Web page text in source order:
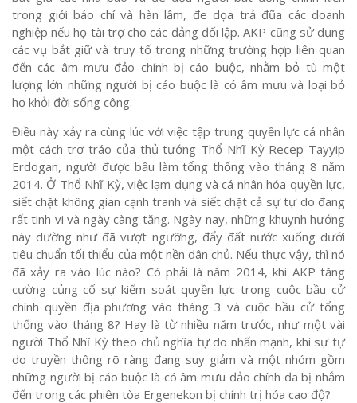
trong giới báo chí và hàn lâm, đe dọa trả đũa các doanh
nghiệp nếu họ tài trợ cho các đảng đối lập. AKP cũng sử dụng
các vụ bắt giữ và truy tố trong những trường hợp liên quan
đến các âm mưu đảo chính bị cáo buộc, nhằm bỏ tù một
lượng lớn những người bị cáo buộc là có âm mưu và loại bỏ
họ khỏi đời sống công.
Điều này xảy ra cùng lúc với việc tập trung quyền lực cá nhân
một cách trơ tráo của thủ tướng Thổ Nhĩ Kỳ Recep Tayyip
Erdogan, người được bầu làm tổng thống vào tháng 8 năm
2014. Ở Thổ Nhĩ Kỳ, việc lạm dụng và cá nhân hóa quyền lực,
siết chặt không gian cạnh tranh và siết chặt cả sự tự do đang
rất tinh vi và ngày càng tăng. Ngày nay, những khuynh hướng
này dường như đã vượt ngưỡng, đẩy đất nước xuống dưới
tiêu chuẩn tối thiểu của một nền dân chủ. Nếu thực vậy, thì nó
đã xảy ra vào lúc nào? Có phải là năm 2014, khi AKP tăng
cường củng cố sự kiểm soát quyền lực trong cuộc bầu cử
chính quyền địa phương vào tháng 3 và cuộc bầu cử tổng
thống vào tháng 8? Hay là từ nhiều năm trước, như một vài
người Thổ Nhĩ Kỳ theo chủ nghĩa tự do nhấn mạnh, khi sự tự
do truyền thông rõ ràng đang suy giảm và một nhóm gồm
những người bị cáo buộc là có âm mưu đảo chính đã bị nhắm
đến trong các phiên tòa Ergenekon bị chính trị hóa cao độ?